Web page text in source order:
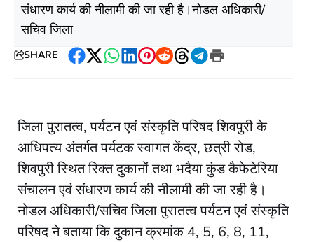
संधारण कार्य की नीलामी की जा रही है।नोडल अधिकारी/
सचिव जिला
SHARE
Facebook
Twitter
WhatsApp
LinkedIn
Pinterest
RedditThreads
Telegram
Print
जिला पुरातत्व, पर्यटन एवं संस्कृति परिषद शिवपुरी के
आधिपत्य अंतर्गत पर्यटक स्वागत केंद्र, छत्री रोड,
शिवपुरी स्थित रिक्त दुकानों तथा भदैया कुंड कैफेटेरिया
संचालन एवं संधारण कार्य की नीलामी की जा रही है।
नोडल अधिकारी/सचिव जिला पुरातत्व पर्यटन एवं संस्कृति
परिषद ने बताया कि दुकान क्रमांक 4, 5, 6, 8, 11,